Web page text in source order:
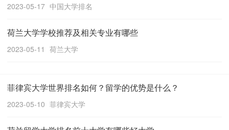
2023-05-17 中国大学排名
荷兰大学学校推荐及相关专业有哪些
2023-05-11 荷兰大学
菲律宾大学世界排名如何？留学的优势是什么？
2023-05-10 菲律宾大学